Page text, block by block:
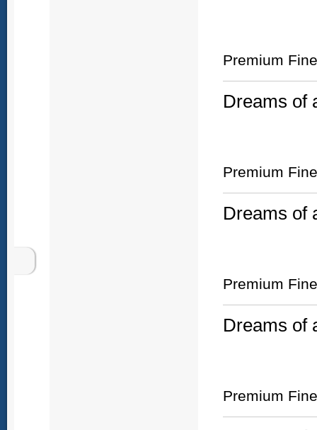
Premium
Dreams of
Premium
Dreams of
Premium
Dreams of
Premium